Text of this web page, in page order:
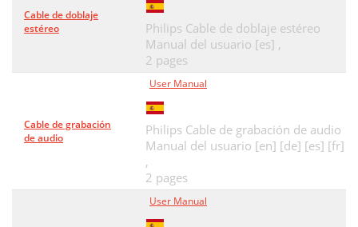
Cable de doblaje
estéreo
Philips Cable de doblaje estéreo
Manual del usuario [es] ,
2 pages
Cable de grabación
de audio
User Manual
Philips Cable de grabación de audio
Manual del usuario [en] [de] [es] [fr]
,
2 pages
User Manual